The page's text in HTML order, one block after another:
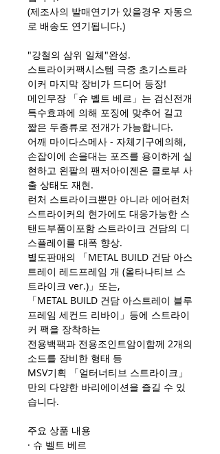
(제조사의 발매연기가 있을경우 자동으
로 배송도 연기됩니다.)
"강철의 삼위 일체"완성.
스트라이커팩시스템 극중 초기스트라
이커 마지막 장비가 드디어 등장!
메인무장 「슈 벨트 베르」는 검신전개
특수효과에 의해 포징에 맞추어 길고
짧은 두종류로 전개가 가능합니다.
어깨 마이다스메사 - 자체기구에의해,
손잡이에 손을대는 포즈를 용이하게 실
현하고 왼팔의 팬저아이젠은 클로부 사
출 상태도 재현.
런처 스트라이크뿐만 아니라 에어런처
스트라이커의 현가에도 대응가능한 스
탠드부품이포함 스트라이크 건담의 디
스플레이를 대폭 향상.
별도판매의 「METAL BUILD 건담 아스
트레이 레드프레임 개 (올타나티브 스
트라이크 ver.)」또는,
「METAL BUILD 건담 아스트레이 블루
프레임 세컨드 리바이」등에 스트라이
커 팩을 장착하는
전용백팩과 전용조인트암이함께 2개의
소드를 장비한 형태 등
MSV기획 「얼터너티브 스트라이크」
만의 다양한 바리에이션을 즐길 수 있
습니다.
주요 상품 내용
· 슈 벨트 베르